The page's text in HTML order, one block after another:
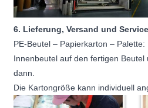
6. Lieferung, Versand und Service
PE-Beutel – Papierkarton –
Innenbeutel auf den fertigen Beutel
dann.
Die Kartongröße kann individuell